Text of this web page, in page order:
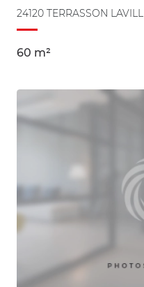
24120 TERRASSON
60 m²